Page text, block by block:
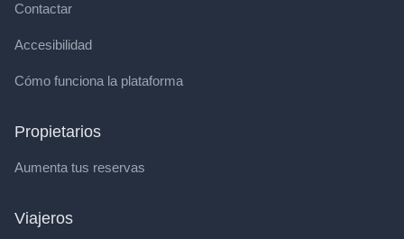
Contactar
Accesibilidad
Cómo funciona la plataforma
Propietarios
Aumenta tus reservas
Viajeros